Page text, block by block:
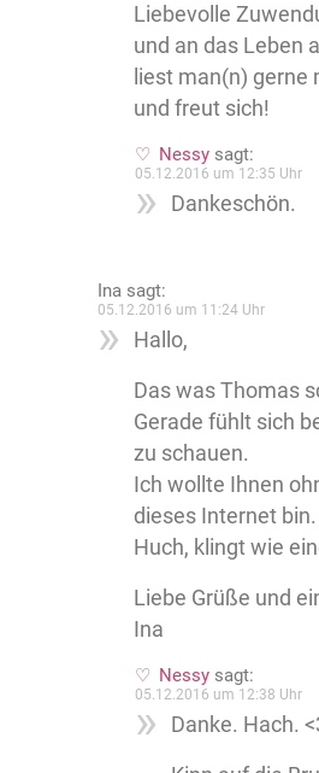
Liebevolle
und an das Leben
liest man(n) gerne
und freut sich!
Nessy sagt:
05.12.2016 um 12:35 Uhr
Dankeschön.
Ina sagt:
05.12.2016 um 11:24 Uhr
Hallo,
Das was Thomas
Gerade fühlt sich
zu schauen.
Ich wollte Ihnen
dieses Internet
Huch, klingt wie
Liebe Grüße und
Ina
Nessy sagt:
05.12.2016 um 12:38 Uhr
Danke. Hach.